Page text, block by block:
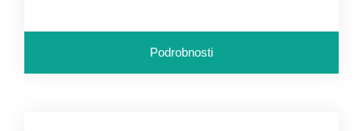
Podrobnosti